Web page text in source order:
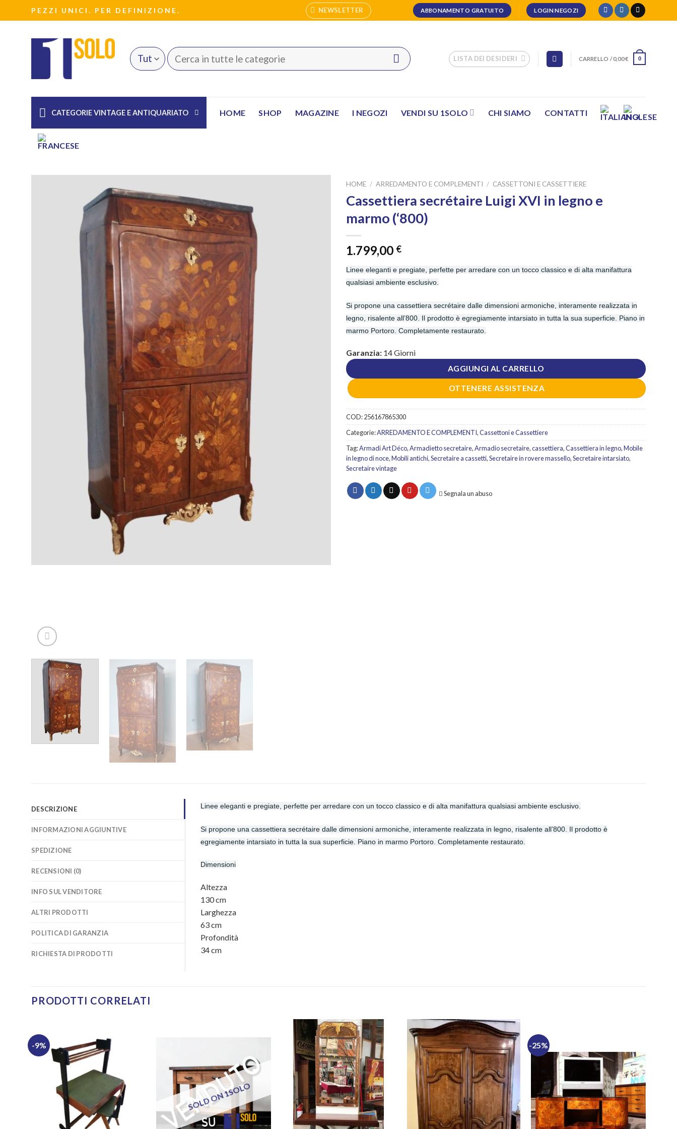
ai
PEZZI UNICI. PER DEFINIZIONE. NEWSLETTER ABBONAMENTO GRATUITO LOGIN NEGOZI
Cerca: LISTA DEI DESIDERI CARRELLO /0,00€ 0
CATEGORIE VINTAGE E ANTIQUARIATO HOME SHOP MAGAZINE I NEGOZI VENDI SU 1SOLO CHI SIAMO CONTATTI
HOME / ARREDAMENTO E COMPLEMENTI / CASSETTONI E CASSETTIERE
Cassettiera secrétaire Luigi XVI in legno e
marmo (‘800)
1.799,00 €
Linee eleganti e pregiate, perfette per arredare con un tocco classico e di alta manifattura
qualsiasi ambiente esclusivo.
Si propone una cassettiera secrétaire dalle dimensioni armoniche, interamente realizzata in
legno, risalente all’800. Il prodotto è egregiamente intarsiato in tutta la sua superficie. Piano in
marmo Portoro. Completamente restaurato.
Garanzia: 14 Giorni
AGGIUNGI AL CARRELLO
OTTENERE ASSISTENZA
COD:256167865300
Categorie:ARREDAMENTO E COMPLEMENTI,Cassettoni e Cassettiere
Tag:Armadi Art Déco,Armadietto secretaire,Armadio secretaire,cassettiera,Cassettiera in legno,Mobile
in legno di noce,Mobili antichi,Secretaire a cassetti,Secretaire in rovere massello,Secretaire intarsiato,
Secretaire vintage
Segnala un abuso
DESCRIZIONE
INFORMAZIONI AGGIUNTIVE
SPEDIZIONE
RECENSIONI (0)
INFO SUL VENDITORE
ALTRI PRODOTTI
POLITICA DI GARANZIA
RICHIESTA DI PRODOTTI
Linee eleganti e pregiate, perfette per arredare con un tocco classico e di alta manifattura qualsiasi ambiente esclusivo.
Si propone una cassettiera secrétaire dalle dimensioni armoniche, interamente realizzata in legno, risalente all’800. Il prodotto è
egregiamente intarsiato in tutta la sua superficie. Piano in marmo Portoro. Completamente restaurato.
Dimensioni
Altezza
130cm
Larghezza
63cm
Profondità
34cm
PRODOTTI CORRELATI
-9%
SOLD ON 1SOLO
-25%